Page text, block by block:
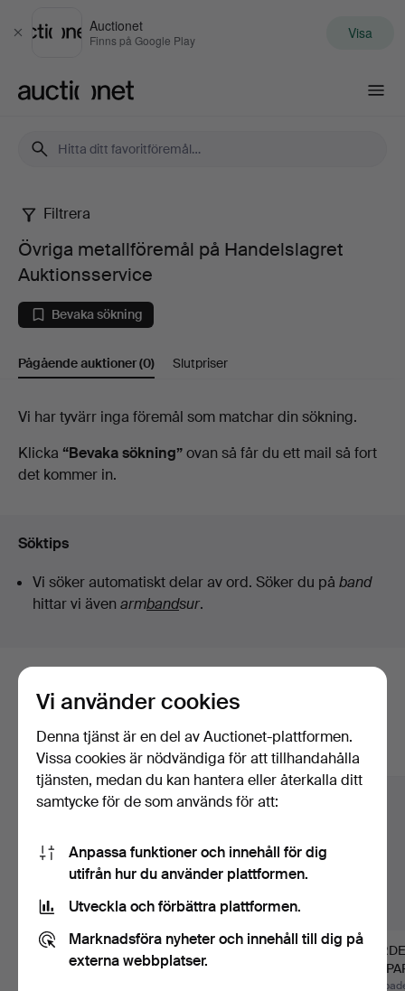
Stäng
Auctionet
Finns på Google Play Visa
Övriga
metallföremål
på
Handelslagret
Filtrera
Övriga metallföremål på Handelslagret
Auktionsservice
Bevaka sökning
Pågående auktioner(0) Slutpriser
Pågående
auktioner
Vi har tyvärr inga föremål som matchar din sökning.
Klicka “Bevaka sökning”ovan så får du ett mail så fort
det kommer in.
Söktips
Vi söker automatiskt delar av ord. Söker du på band
hittar vi även armbandsur.
Här är föremål från vårt arkiv som
matchar din sökning
Visa alla föremål
BÄGARE, s.k
lassibägare, Indien.
BESTICKSERVIS, 36
2020-
Vi använder cookies
Denna tjänst är en del av Auctionet-plattformen.
Vissa cookies är nödvändiga för att tillhandahålla
tjänsten, medan du kan hantera eller återkalla ditt
samtycke för de som används för att:
Anpassa funktioner och innehåll för dig
utifrån hur du använder plattformen.
Utveckla och förbättra plattformen.
Marknadsföra nyheter och innehåll till dig på
externa webbplatser.